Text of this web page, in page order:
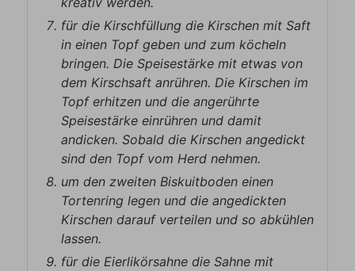
für die Kirschfüllung die Kirschen mit Saft
in einen Topf geben und zum köcheln
bringen. Die Speisestärke mit etwas von
dem Kirschsaft anrühren. Die Kirschen im
Topf erhitzen und die angerührte
Speisestärke einrühren und damit
andicken. Sobald die Kirschen angedickt
sind den Topf vom Herd nehmen.
um den zweiten Biskuitboden einen
Tortenring legen und die angedickten
Kirschen darauf verteilen und so abkühlen
lassen.
für die Eierlikörsahne die Sahne mit